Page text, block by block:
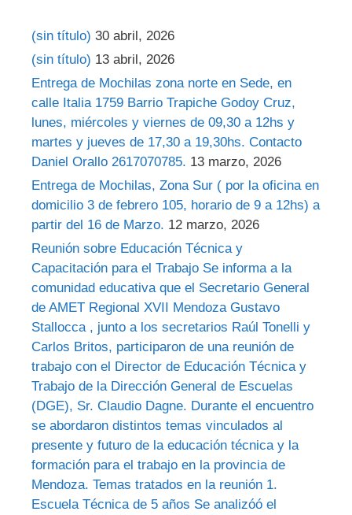
(sin título) 30 abril, 2026
(sin título) 13 abril, 2026
Entrega de Mochilas zona norte en Sede, en
calle Italia 1759 Barrio Trapiche Godoy Cruz,
lunes, miércoles y viernes de 09,30 a 12hs y
martes y jueves de 17,30 a 19,30hs. Contacto
Daniel Orallo 2617070785. 13 marzo, 2026
Entrega de Mochilas, Zona Sur ( por la oficina en
domicilio 3 de febrero 105, horario de 9 a 12hs) a
partir del 16 de Marzo. 12 marzo, 2026
Reunión sobre Educación Técnica y
Capacitación para el Trabajo Se informa a la
comunidad educativa que el Secretario General
de AMET Regional XVII Mendoza Gustavo
Stallocca , junto a los secretarios Raúl Tonelli y
Carlos Britos, participaron de una reunión de
trabajo con el Director de Educación Técnica y
Trabajo de la Dirección General de Escuelas
(DGE), Sr. Claudio Dagne. Durante el encuentro
se abordaron distintos temas vinculados al
presente y futuro de la educación técnica y la
formación para el trabajo en la provincia de
Mendoza. Temas tratados en la reunión 1.
Escuela Técnica de 5 años Se analizóó el